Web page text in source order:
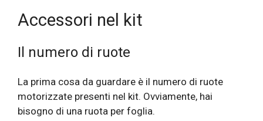
Accessori nel kit
Il numero di ruote
La prima cosa da guardare è il numero di ruote
motorizzate presenti nel kit. Ovviamente, hai
bisogno di una ruota per foglia.